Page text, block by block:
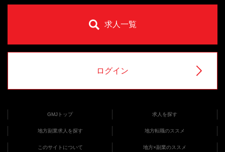
求人一覧
ログイン
GMJトップ 求人を探す
地方副業求人を探す 地方転職のススメ
このサイトについて 地方×副業のススメ